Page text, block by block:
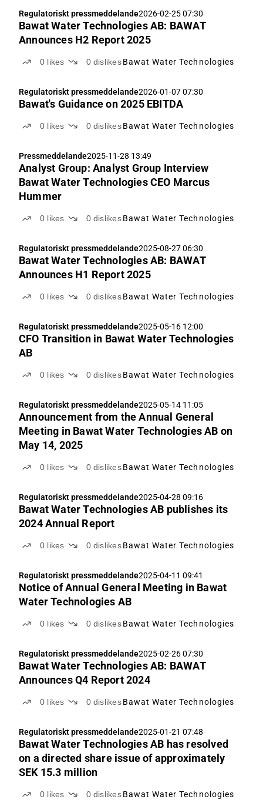
Regulatoriskt pressmeddelande2026-02-25 07:30
Bawat Water Technologies AB: BAWAT
Announces H2 Report 2025
0 likes 0 dislikes Bawat Water Technologies
Regulatoriskt pressmeddelande2026-01-07 07:30
Bawat's Guidance on 2025 EBITDA
0 likes 0 dislikes Bawat Water Technologies
Pressmeddelande2025-11-28 13:49
Analyst Group: Analyst Group Interview
Bawat Water Technologies CEO Marcus
Hummer
0 likes 0 dislikes Bawat Water Technologies
Regulatoriskt pressmeddelande2025-08-27 06:30
Bawat Water Technologies AB: BAWAT
Announces H1 Report 2025
0 likes 0 dislikes Bawat Water Technologies
Regulatoriskt pressmeddelande2025-05-16 12:00
CFO Transition in Bawat Water Technologies
AB
0 likes 0 dislikes Bawat Water Technologies
Regulatoriskt pressmeddelande2025-05-14 11:05
Announcement from the Annual General
Meeting in Bawat Water Technologies AB on
May 14, 2025
0 likes 0 dislikes Bawat Water Technologies
Regulatoriskt pressmeddelande2025-04-28 09:16
Bawat Water Technologies AB publishes its
2024 Annual Report
0 likes 0 dislikes Bawat Water Technologies
Regulatoriskt pressmeddelande2025-04-11 09:41
Notice of Annual General Meeting in Bawat
Water Technologies AB
0 likes 0 dislikes Bawat Water Technologies
Regulatoriskt pressmeddelande2025-02-26 07:30
Bawat Water Technologies AB: BAWAT
Announces Q4 Report 2024
0 likes 0 dislikes Bawat Water Technologies
Regulatoriskt pressmeddelande2025-01-21 07:48
Bawat Water Technologies AB has resolved
on a directed share issue of approximately
SEK 15.3 million
0 likes 0 dislikes Bawat Water Technologies